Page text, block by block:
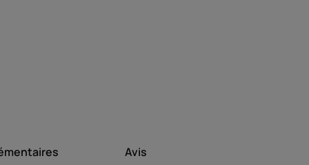
s’utilise en cure de 3 mois avec
Avis